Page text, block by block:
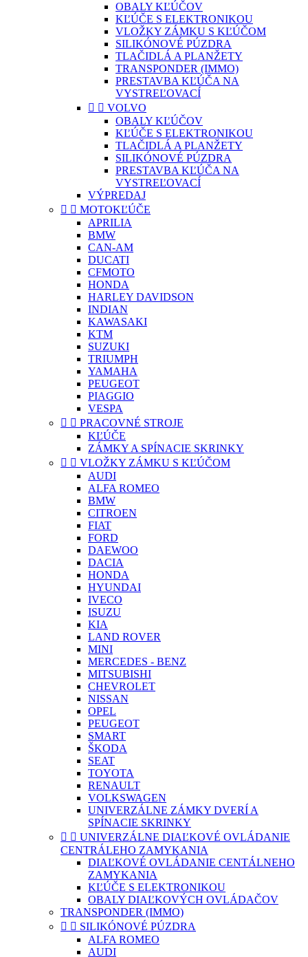
OBALY KĽÚČOV
KĽÚČE S ELEKTRONIKOU
VLOŽKY ZÁMKU S KĽÚČOM
SILIKÓNOVÉ PÚZDRA
TLAČIDLÁ A PLANŽETY
TRANSPONDER (IMMO)
PRESTAVBA KĽÚČA NA
VYSTREĽOVACÍ
  VOLVO
OBALY KĽÚČOV
KĽÚČE S ELEKTRONIKOU
TLAČIDLÁ A PLANŽETY
SILIKÓNOVÉ PÚZDRA
PRESTAVBA KĽÚČA NA
VYSTREĽOVACÍ
VÝPREDAJ
  MOTOKĽÚČE
APRILIA
BMW
CAN-AM
DUCATI
CFMOTO
HONDA
HARLEY DAVIDSON
INDIAN
KAWASAKI
KTM
SUZUKI
TRIUMPH
YAMAHA
PEUGEOT
PIAGGIO
VESPA
  PRACOVNÉ STROJE
KĽÚČE
ZÁMKY A SPÍNACIE SKRINKY
  VLOŽKY ZÁMKU S KĽÚČOM
AUDI
ALFA ROMEO
BMW
CITROEN
FIAT
FORD
DAEWOO
DACIA
HONDA
HYUNDAI
IVECO
ISUZU
KIA
LAND ROVER
MINI
MERCEDES - BENZ
MITSUBISHI
CHEVROLET
NISSAN
OPEL
PEUGEOT
SMART
ŠKODA
SEAT
TOYOTA
RENAULT
VOLKSWAGEN
UNIVERZÁLNE ZÁMKY DVERÍ A
SPÍNACIE SKRINKY
  UNIVERZÁLNE DIAĽKOVÉ OVLÁDANIE
CENTRÁLEHO ZAMYKANIA
DIAĽKOVÉ OVLÁDANIE CENTÁLNEHO
ZAMYKANIA
KĽÚČE S ELEKTRONIKOU
OBALY DIAĽKOVÝCH OVLÁDAČOV
TRANSPONDER (IMMO)
  SILIKÓNOVÉ PÚZDRA
ALFA ROMEO
AUDI